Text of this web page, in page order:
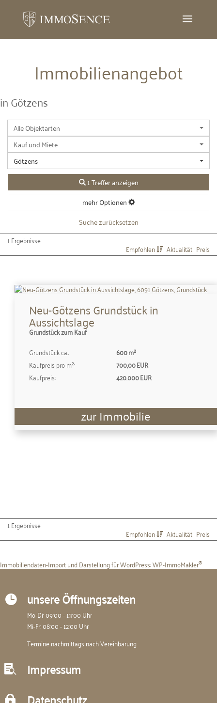
Immobilien­angebot
in Götzens
Alle Objektarten
Kauf und Miete
Götzens
1 Treffer anzeigen
mehr Optionen
Suche zurücksetzen
1 Ergebnisse
Empfohlen Aktualität Preis
Neu-Götzens Grundstück in
Aussichtslage
Grundstück zum Kauf
Grund­stück ca.:
600 m²
Kaufpreis pro m²:
700,00 EUR
Kaufpreis:
420.000 EUR
zur Immobilie
1 Ergebnisse
Empfohlen Aktualität Preis
Immobiliendaten-Import und Darstellung für WordPress: WP-ImmoMakler®
 unsere Öffnungszeiten
Mo-Di: 09:00 - 13:00 Uhr
Mi-Fr: 08:00 - 12:00 Uhr
Termine nachmittags nach Vereinbarung
 Impressum
